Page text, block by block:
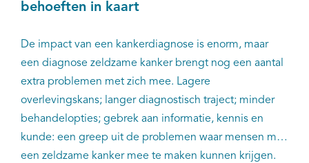
behoeften in kaart
De impact van een kankerdiagnose is enorm, maar
een diagnose zeldzame kanker brengt nog een aantal
extra problemen met zich mee. Lagere
overlevingskans; langer diagnostisch traject; minder
behandelopties; gebrek aan informatie, kennis en
kunde: een greep uit de problemen waar mensen met
een zeldzame kanker mee te maken kunnen krijgen.